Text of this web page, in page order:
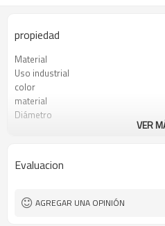
propiedad
Material
Uso industrial
color
material
Diámetro
VER
Evaluacion
AGREGAR UNA OPINIÓN